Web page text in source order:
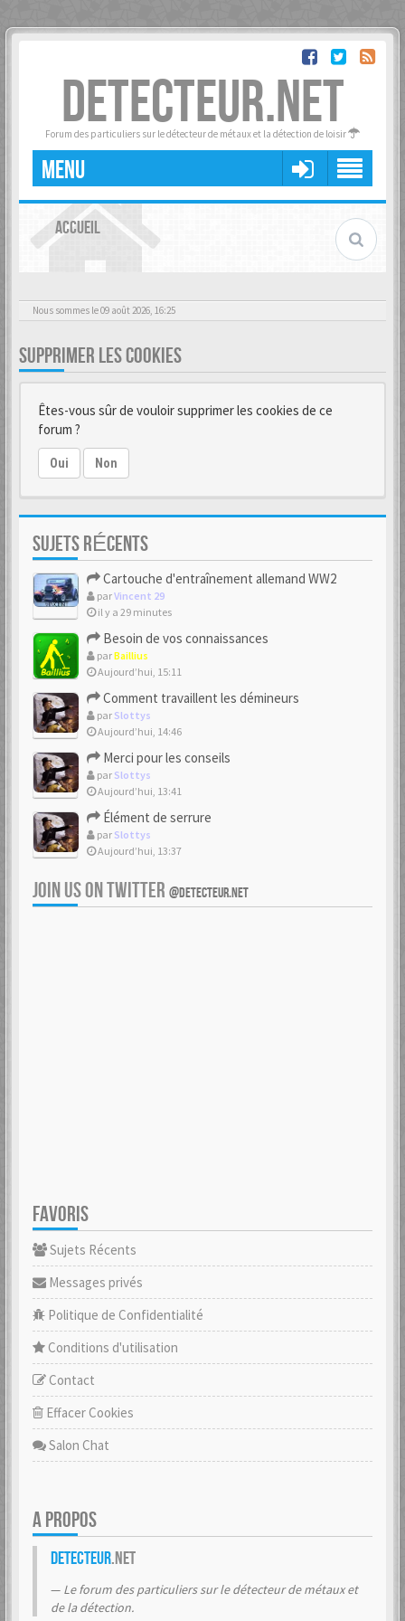
DETECTEUR.NET
Forum des particuliers sur le détecteur de métaux et la détection de loisir
MENU
ACCUEIL
Nous sommes le 09 août 2026, 16:25
SUPPRIMER LES COOKIES
Êtes-vous sûr de vouloir supprimer les cookies de ce
forum ?
Oui Non
SUJETS RÉCENTS
Cartouche d'entraînement allemand WW2
parVincent 29
il y a 29 minutes
Besoin de vos connaissances
parBaillius
Aujourd’hui, 15:11
Comment travaillent les démineurs
par Slottys
Aujourd’hui, 14:46
Merci pour les conseils
par Slottys
Aujourd’hui, 13:41
Élément de serrure
par Slottys
Aujourd’hui, 13:37
JOIN US ON TWITTER @DETECTEUR.NET
FAVORIS
Sujets Récents
Messages privés
Politique de Confidentialité
Conditions d'utilisation
Contact
Effacer Cookies
Salon Chat
A PROPOS
Detecteur.net
Le forum des particuliers sur le détecteur de métaux et
de la détection.